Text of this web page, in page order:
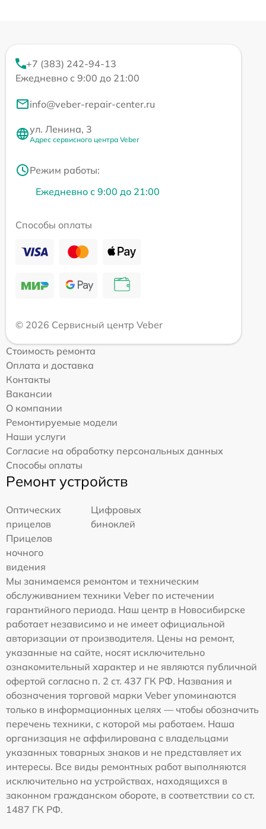
+7 (383) 242-94-13
Ежедневно с 9:00 до 21:00
info@veber-repair-center.ru
ул. Ленина, 3
Адрес сервисного центра Veber
Режим работы:
Ежедневно с 9:00 до 21:00
Способы оплаты
© 2026 Сервисный центр Veber
Стоимость ремонта
Оплата и доставка
Контакты
Вакансии
О компании
Ремонтируемые модели
Наши услуги
Согласие на обработку персональных данных
Способы оплаты
Ремонт устройств
Оптических
прицелов
Цифровых
биноклей
Прицелов
ночного
видения
Мы занимаемся ремонтом и техническим
обслуживанием техники Veber по истечении
гарантийного периода. Наш центр в Новосибирске
работает независимо и не имеет официальной
авторизации от производителя. Цены на ремонт,
указанные на сайте, носят исключительно
ознакомительный характер и не являются публичной
офертой согласно п. 2 ст. 437 ГК РФ. Названия и
обозначения торговой марки Veber упоминаются
только в информационных целях — чтобы обозначить
перечень техники, с которой мы работаем. Наша
организация не аффилирована с владельцами
указанных товарных знаков и не представляет их
интересы. Все виды ремонтных работ выполняются
исключительно на устройствах, находящихся в
законном гражданском обороте, в соответствии со ст.
1487 ГК РФ.